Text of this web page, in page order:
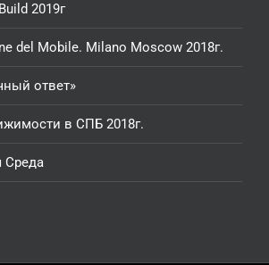
2019г
del Mobile. Milano Moscow 2018г.
ответ»
в СПБ 2018г.